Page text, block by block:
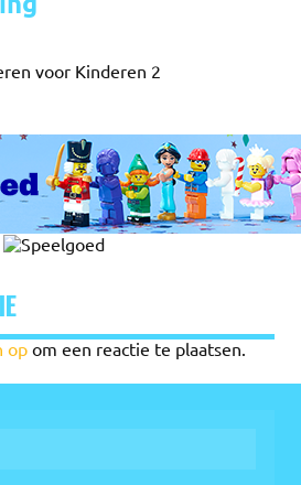
voor Kinderen 2
op om een reactie te plaatsen.